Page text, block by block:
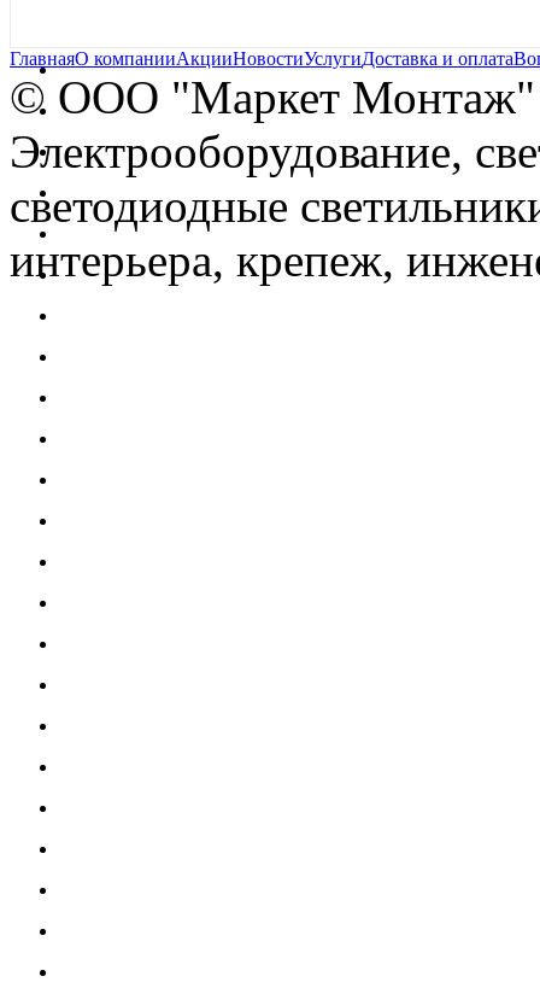
ГлавнаяО компанииАкцииНовостиУслугиДоставка и оплата
© OOO "Маркет Монтаж"
Электрооборудование,
светодиодные
интерьера, крепеж,